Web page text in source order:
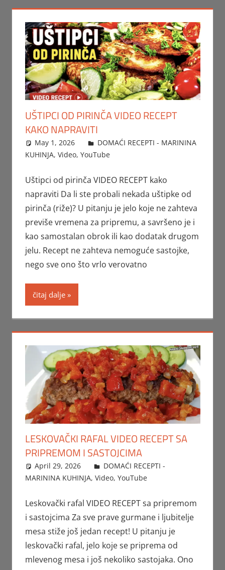
UŠTIPCI OD PIRINČA VIDEO RECEPT
KAKO NAPRAVITI
May 1, 2026 FTorgAdmin
DOMAĆI RECEPTI - MARININA
KUHINJA, Video, YouTube
Uštipci od pirinča VIDEO RECEPT kako
napraviti Da li ste probali nekada uštipke od
pirinča (riže)? U pitanju je jelo koje ne zahteva
previše vremena za pripremu, a savršeno je i
kao samostalan obrok ili kao dodatak drugom
jelu. Recept ne zahteva nemoguće sastojke,
nego sve ono što vrlo verovatno
čitaj dalje
LESKOVAČKI RAFAL VIDEO RECEPT SA
PRIPREMOM I SASTOJCIMA
April 29, 2026 FTorgAdmin
DOMAĆI RECEPTI -
MARININA KUHINJA, Video, YouTube
Leskovački rafal VIDEO RECEPT sa pripremom
i sastojcima Za sve prave gurmane i ljubitelje
mesa stiže još jedan recept! U pitanju je
leskovački rafal, jelo koje se priprema od
mlevenog mesa i još nekoliko sastojaka. Ono